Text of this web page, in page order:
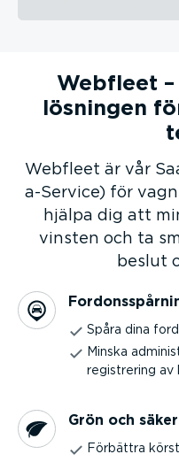
Webfleet
lösningen
Webfleet är vår
a-­Service) för
hjälpa dig att
vinsten och ta
beslut
Spåra dina
Minska
registrering av
Grön och
Förbättra